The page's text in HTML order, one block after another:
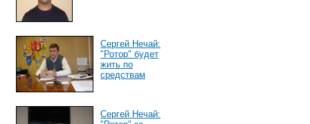
Сергей Нечай:
"Ротор" будет
жить по
средствам
Сергей Нечай: